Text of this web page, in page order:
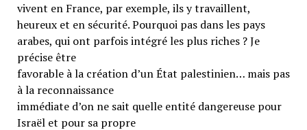
vivent en France, par exemple, ils y travaillent,
heureux et en sécurité. Pourquoi pas dans les pays
arabes, qui ont parfois intégré les plus riches ? Je
précise être
favorable à la création d’un État palestinien… mais pas
à la reconnaissance
immédiate d’on ne sait quelle entité dangereuse pour
Israël et pour sa propre